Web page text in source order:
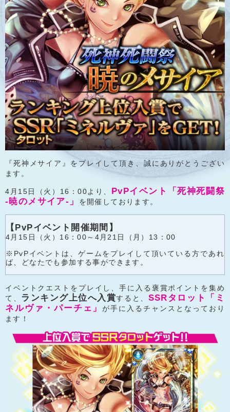
『死神メサイア』をプレイして頂き、誠にありがとうござい
ます。
4月15日（火）16：00より、 PvPイベント「死神死闘祭
-暁のメサイア-」
を開催しております。
【PvPイベント開催期間】
4月15日（火）16：00～4月21日（月）13：00
※PvPイベントは、ゲームをプレイして頂いている方であれ
ば、どなたでも参加する事ができます。
イベントクエストをプレイし、手に入る褒賞ポイントを集め
て、 ランキング上位へ入賞すると、 SSRタロット「ミ
ネルヴァ・パーチェ」が手に入るチャンスとなっており
ます！